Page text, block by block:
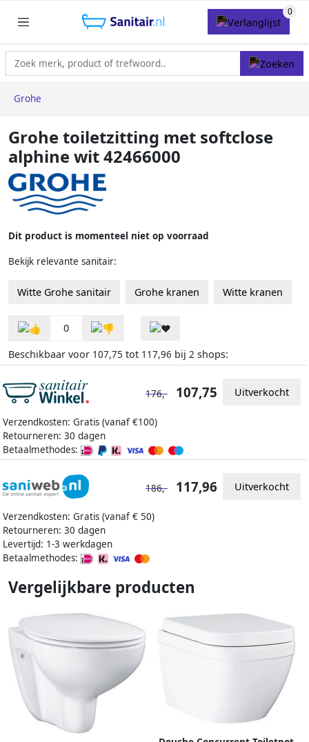
Grohe
Grohe toiletzitting met softclose
alphine wit 42466000
Dit product is momenteel niet op voorraad
Bekijk relevante sanitair:
Witte Grohe sanitair Grohe kranen Witte kranen
0
Beschikbaar voor 107,75 tot 117,96 bij 2 shops:
Verzendkosten: Gratis (vanaf €100)
Retourneren: 30 dagen
Betaalmethodes:
176,- 107,75 Uitverkocht
Verzendkosten: Gratis (vanaf € 50)
Retourneren: 30 dagen
Levertijd: 1-3 werkdagen
Betaalmethodes:
186,- 117,96 Uitverkocht
Vergelijkbare producten